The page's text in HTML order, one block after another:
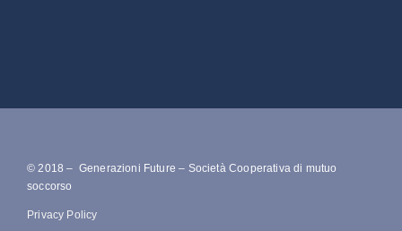
© 2018 – Generazioni Future – Società Cooperativa di mutuo
soccorso
Privacy Policy